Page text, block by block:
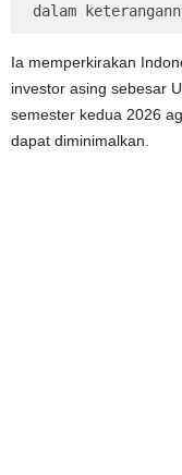
dalam
Ia memperkirakan
investor asing sebesar
semester kedua 2026
dapat diminimalkan.